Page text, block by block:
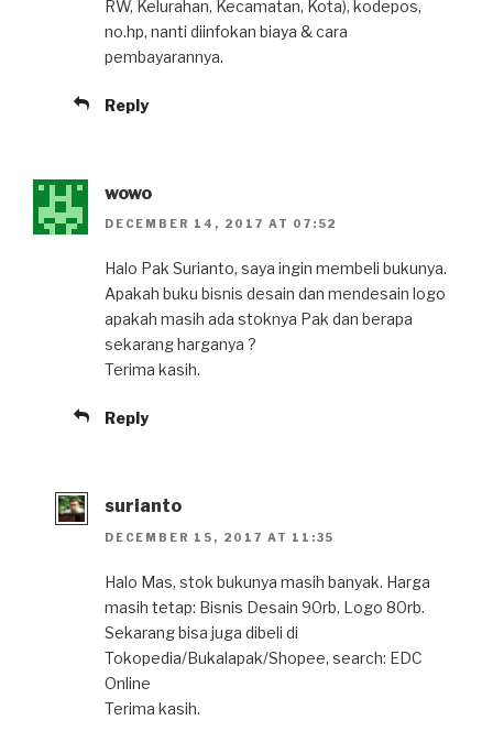
RW, Kelurahan, Kecamatan, Kota), kodepos,
no.hp, nanti diinfokan biaya & cara
pembayarannya.
Reply
wowo
DECEMBER 14, 2017 AT 07:52
Halo Pak Surianto, saya ingin membeli bukunya.
Apakah buku bisnis desain dan mendesain logo
apakah masih ada stoknya Pak dan berapa
sekarang harganya ?
Terima kasih.
Reply
surianto
DECEMBER 15, 2017 AT 11:35
Halo Mas, stok bukunya masih banyak. Harga
masih tetap: Bisnis Desain 90rb, Logo 80rb.
Sekarang bisa juga dibeli di
Tokopedia/Bukalapak/Shopee, search: EDC
Online
Terima kasih.